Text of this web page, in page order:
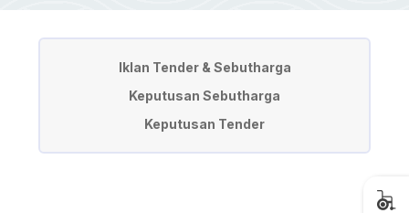
Iklan Tender & Sebutharga
Keputusan Sebutharga
Keputusan Tender